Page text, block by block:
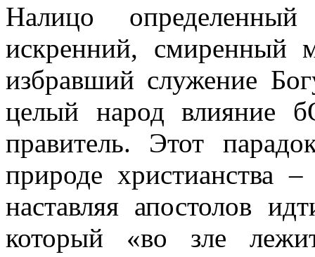
Налицо
искренний, смиренный
избравший служение
целый народ влияние
правитель. Этот
природе христианства
наставляя апостолов
который «во зле